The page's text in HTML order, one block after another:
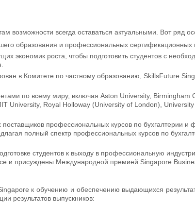
возможности всегда оставаться актуальными. Вот ряд
образования и профессиональных сертификационных
экономик роста, чтобы подготовить студентов с
в Комитете по частному образованию, SkillsFuture
по всему миру, включая Aston University, Birmingham
University, Royal Holloway (University of London),
профессиональных курсов по бухгалтерии и
полный спектр профессиональных курсов по
студентов к выходу в профессиональную
и присуждены Международной премией Singapore
к обучению и обеспечению выдающихся
результатов выпускников: